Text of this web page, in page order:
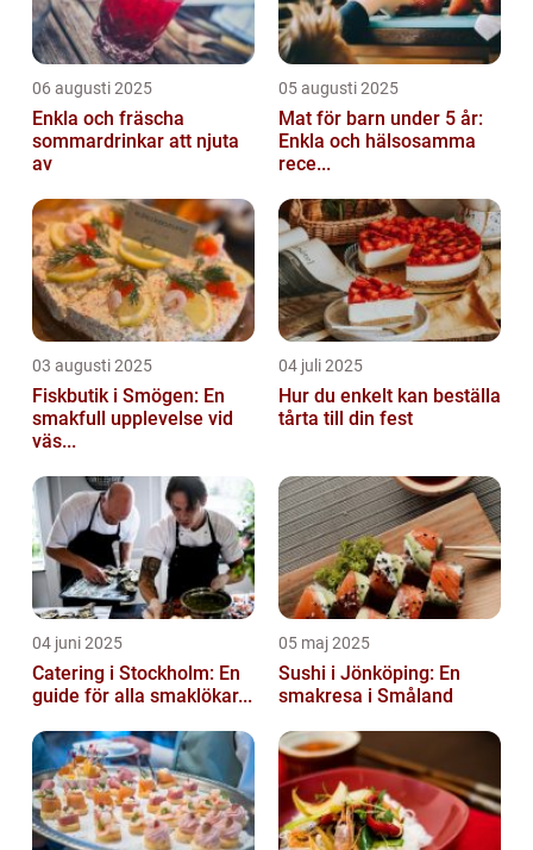
06 augusti 2025
Enkla och fräscha
sommardrinkar att njuta
av
05 augusti 2025
Mat för barn under 5 år:
Enkla och hälsosamma
rece...
03 augusti 2025
Fiskbutik i Smögen: En
smakfull upplevelse vid
väs...
04 juli 2025
Hur du enkelt kan beställa
tårta till din fest
04 juni 2025
Catering i Stockholm: En
guide för alla smaklökar...
05 maj 2025
Sushi i Jönköping: En
smakresa i Småland